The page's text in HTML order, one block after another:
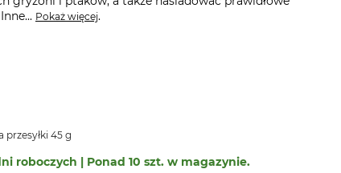
Pokaż więcej.
przesyłki 45 g
roboczych | Ponad 10 szt. w magazynie.